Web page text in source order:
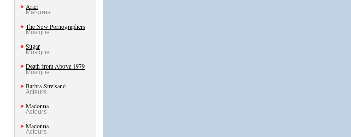
Ariel
Marques
The New Pornographers
Musique
Sugar
Musique
Death from Above 1979
Musique
Barbra Streisand
Acteurs
Madonna
Acteurs
Madonna
Acteurs